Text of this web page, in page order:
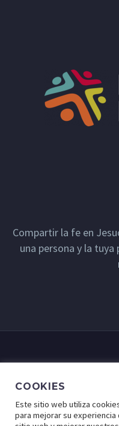
Compartir la fe en
una persona y la
COOKIES
Este sitio web utiliza
para mejorar su